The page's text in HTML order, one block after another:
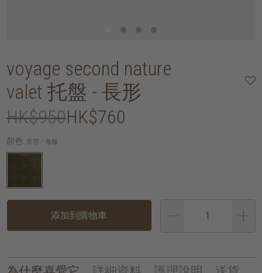
voyage second nature
valet 托盤 - 長形
HK$950HK$760
顏色: 青苔 / 海龜
添加到購物車